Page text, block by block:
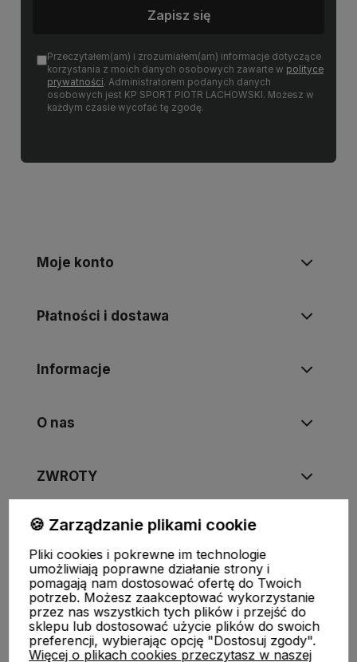
Zapisz się
Przeczytałem(am) i zrozumiałem(am) informacje dotyczące
korzystania z moich danych osobowych zawarte w polityce
prywatności. Administratorem podanych danych
osobowych jest KP SPORT PIOTR LACHOWSKI. Możesz w
każdym czasie wycofać tę zgodę.
Moje konto
Płatności i dostawa
Informacje
O nas
ZWROTY
FUJIMAE| Tel:720-449-766,720-449-767 |
sklep@fujimae.pl|NIP: 9482312351 |REGON: 521904681
🍪 Zarządzanie plikami cookie
Pliki cookies i pokrewne im technologie
umożliwiają poprawne działanie strony i
pomagają nam dostosować ofertę do Twoich
potrzeb. Możesz zaakceptować wykorzystanie
przez nas wszystkich tych plików i przejść do
sklepu lub dostosować użycie plików do swoich
preferencji, wybierając opcję "Dostosuj zgody".
Więcej o plikach cookies przeczytasz w naszej